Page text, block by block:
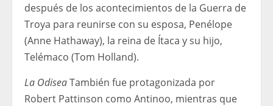
después de los acontecimientos de la Guerra de
Troya para reunirse con su esposa, Penélope
(Anne Hathaway), la reina de Ítaca y su hijo,
Telémaco (Tom Holland).
La OdiseaTambién fue protagonizada por
Robert Pattinson como Antinoo, mientras que